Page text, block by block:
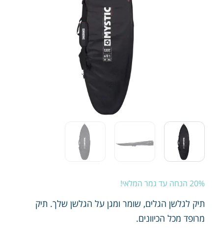
20% הנחה עד גמר המלאי!
תיק לגלשן הגלים, שומר ומגן על הגלשן שלך. תיק
מרופד מכל הכיוונים.